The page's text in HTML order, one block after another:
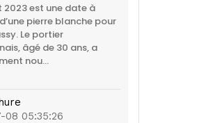
2023 est une date à
pierre blanche pour
Le portier
âgé de 30 ans, a
nou...
08 05:35:26